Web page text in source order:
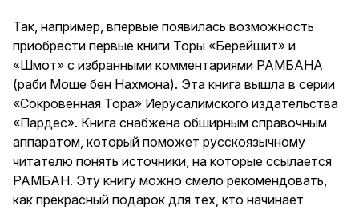
Так, например, впервые появилась возможность
приобрести первые книги Торы «Берейшит» и
«Шмот» с избранными комментариями РАМБАНА
(раби Моше бен Нахмона). Эта книга вышла в серии
«Сокровенная Тора» Иерусалимского издательства
«Пардес». Книга снабжена обширным справочным
аппаратом, который поможет русскоязычному
читателю понять источники, на которые ссылается
РАМБАН. Эту книгу можно смело рекомендовать,
как прекрасный подарок для тех, кто начинает